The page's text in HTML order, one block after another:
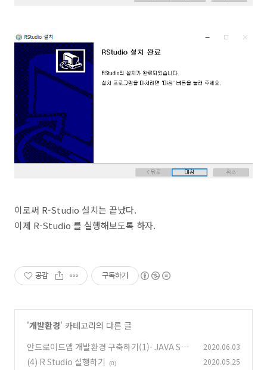
이로써 R-Studio 설치는 끝났다.
이제 R-Studio 를 실행해보도록 하자.
공감 구독하기
'개발환경' 카테고리의 다른 글
안드로이드앱 개발환경 구축하기(1)- JAVA SE
설치
(0)
2020.06.03
(4) R Studio 실행하기 (0) 2020.05.25